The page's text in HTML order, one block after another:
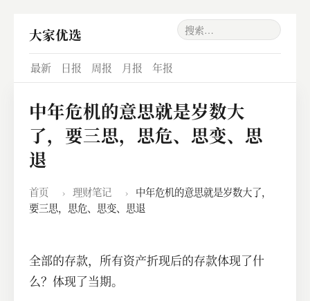
大家优选
最新 日报 周报 月报 年报
中年危机的意思就是岁数大
了，要三思，思危、思变、思
退
首页 › 理财笔记 ›
中年危机的意思就是岁数大了，
要三思，思危、思变、思退
全部的存款，所有资产折现后的存款体现了什
么？体现了当期。